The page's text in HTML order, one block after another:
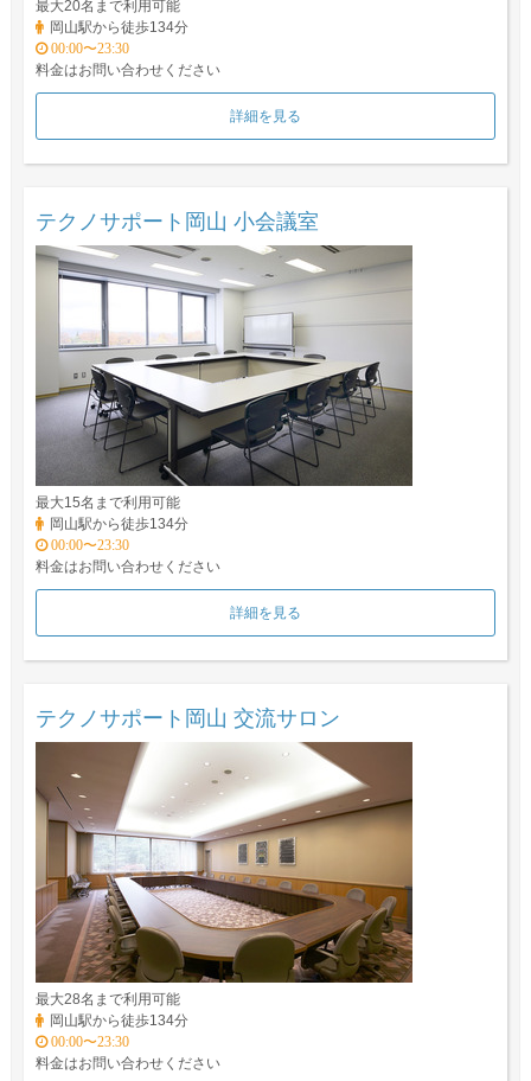
最大20名まで利用可能
岡山駅から徒歩134分
00:00〜23:30
料金はお問い合わせください
詳細を見る
テクノサポート岡山 小会議室
最大15名まで利用可能
岡山駅から徒歩134分
00:00〜23:30
料金はお問い合わせください
詳細を見る
テクノサポート岡山 交流サロン
最大28名まで利用可能
岡山駅から徒歩134分
00:00〜23:30
料金はお問い合わせください